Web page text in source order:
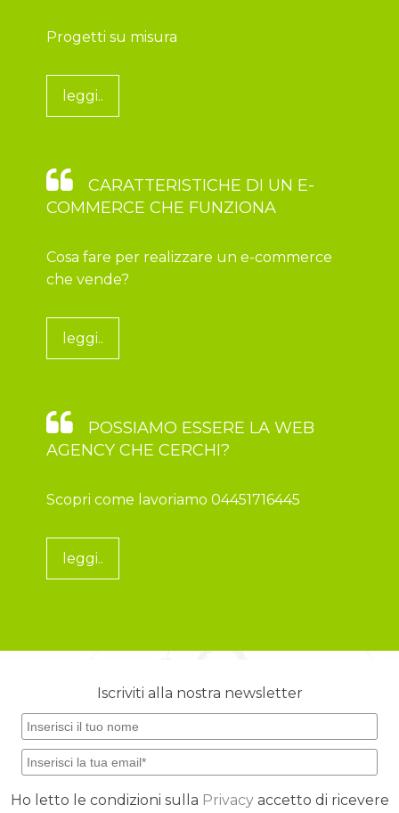
Progetti su misura
leggi..
CARATTERISTICHE DI UN E-
COMMERCE CHE FUNZIONA
Cosa fare per realizzare un e-commerce
che vende?
leggi..
POSSIAMO ESSERE LA WEB
AGENCY CHE CERCHI?
Scopri come lavoriamo 04451716445
leggi..
Iscriviti alla nostra newsletter
Ho letto le condizioni sulla Privacy accetto di ricevere